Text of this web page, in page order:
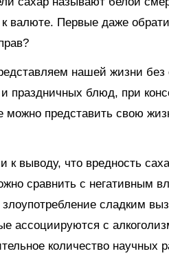
валюте. Первые даже
нашей жизни
праздничных блюд, при
можно представить свою
к выводу, что вредность
сравнить с негативным
злоупотребление сладким
ассоциируются с
количество научных